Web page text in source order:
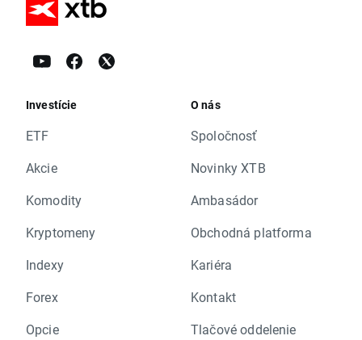
Investície
ETF
Akcie
Komodity
Kryptomeny
Indexy
Forex
Opcie
O nás
Spoločnosť
Novinky XTB
Ambasádor
Obchodná platforma
Kariéra
Kontakt
Tlačové oddelenie